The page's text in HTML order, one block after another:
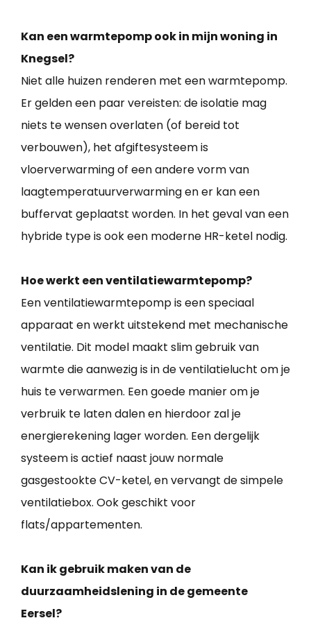
Kan een warmtepomp ook in mijn woning in
Knegsel?
Niet alle huizen renderen met een warmtepomp.
Er gelden een paar vereisten: de isolatie mag
niets te wensen overlaten (of bereid tot
verbouwen), het afgiftesysteem is
vloerverwarming of een andere vorm van
laagtemperatuurverwarming en er kan een
buffervat geplaatst worden. In het geval van een
hybride type is ook een moderne HR-ketel nodig.
Hoe werkt een ventilatiewarmtepomp?
Een ventilatiewarmtepomp is een speciaal
apparaat en werkt uitstekend met mechanische
ventilatie. Dit model maakt slim gebruik van
warmte die aanwezig is in de ventilatielucht om je
huis te verwarmen. Een goede manier om je
verbruik te laten dalen en hierdoor zal je
energierekening lager worden. Een dergelijk
systeem is actief naast jouw normale
gasgestookte CV-ketel, en vervangt de simpele
ventilatiebox. Ook geschikt voor
flats/appartementen.
Kan ik gebruik maken van de
duurzaamheidslening in de gemeente
Eersel?